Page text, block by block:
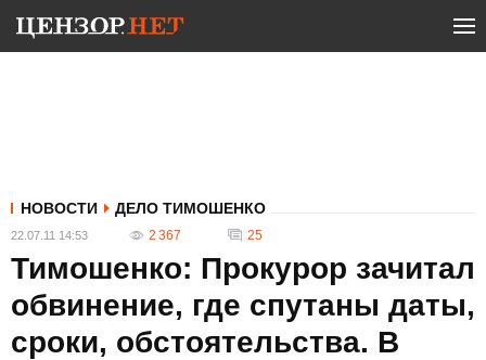
НОВОСТИ ДЕЛО ТИМОШЕНКО
22.07.11 14:53 2 367 25
Тимошенко: Прокурор зачитал
обвинение, где спутаны даты,
сроки, обстоятельства. В